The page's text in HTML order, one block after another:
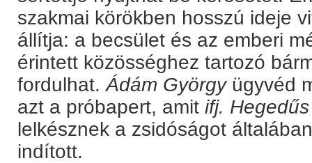
szakmai körökben hosszú ideje
állítja: a becsület és az emberi
érintett közösséghez tartozó
fordulhat.Ádám Györgyügyvéd
azt a próbapert, amit ifj.
lelkésznek a zsidóságot
indított.